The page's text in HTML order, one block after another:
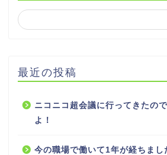
最近の投稿
ニコニコ超会議に行ってきたの
よ！
今の職場で働いて1年が経ちまし